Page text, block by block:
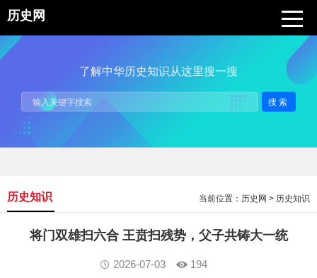
历史网
了解中华历史知识从这里搜一搜
搜索
当前位置： 历史网 > 历史知识
历史知识
将门双雄扫六合 王贲扫残势，父子共铸大一统
2026-07-03 194